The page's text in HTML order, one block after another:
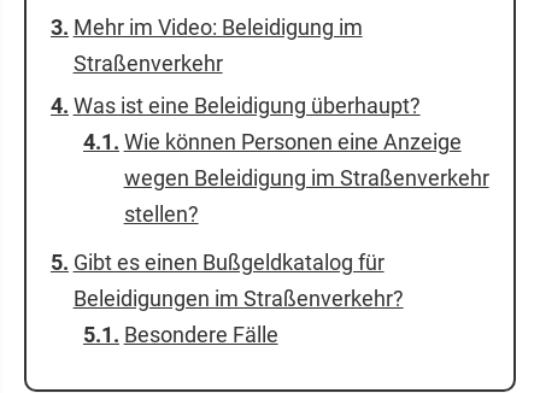
Mehr im Video: Beleidigung im
Straßenverkehr
Was ist eine Beleidigung überhaupt?
Wie können Personen eine Anzeige
wegen Beleidigung im Straßenverkehr
stellen?
Gibt es einen Bußgeldkatalog für
Beleidigungen im Straßenverkehr?
Besondere Fälle